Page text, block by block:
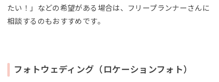
たい！」などの希望がある場合は、フリープランナーさんに
相談するのもおすすめです。
フォトウェディング（ロケーションフォト）